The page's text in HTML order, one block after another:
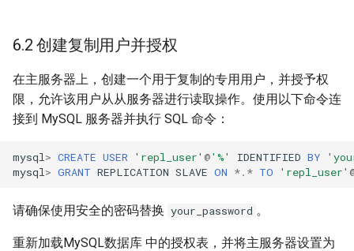
6.2 创建复制用户并授权
在主服务器上，创建一个用于复制的专用用户，并授予权
限，允许该用户从从服务器进行读取操作。使用以下命令连
接到 MySQL 服务器并执行 SQL 命令：
mysql > CREATE USER 'repl_user' @'%' IDENTIFIED BY
mysql > GRANT REPLICATION SLAVE ON *. * TO 'repl_user'
请确保使用安全的密码替换 your_password 。
重新加载MySQL数据库 中的授权表，并将主服务器设置为